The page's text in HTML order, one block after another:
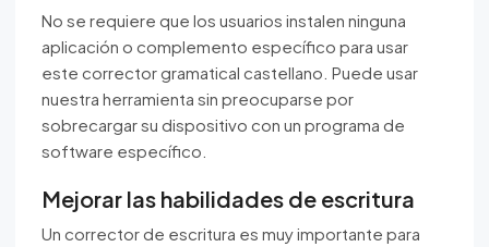
No se requiere que los usuarios instalen ninguna
aplicación o complemento específico para usar
este corrector gramatical castellano. Puede usar
nuestra herramienta sin preocuparse por
sobrecargar su dispositivo con un programa de
software específico.
Mejorar las habilidades de escritura
Un corrector de escritura es muy importante para